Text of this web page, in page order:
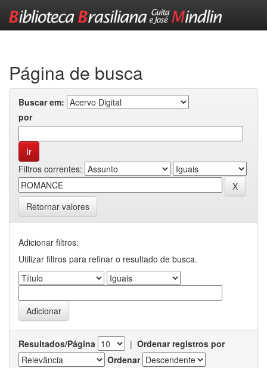
Página de busca
Buscar em:
por
Filtros correntes:
Retornar valores
Adicionar filtros:
Utilizar filtros para refinar o resultado de busca.
Resultados/Página | Ordenar registros por
Ordenar